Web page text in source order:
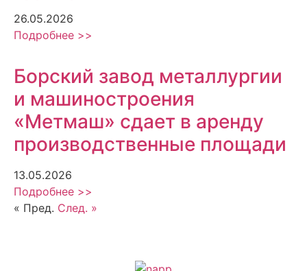
26.05.2026
Подробнее >>
Борский завод металлургии
и машиностроения
«Метмаш» сдает в аренду
производственные площади
13.05.2026
Подробнее >>
« Пред. След. »